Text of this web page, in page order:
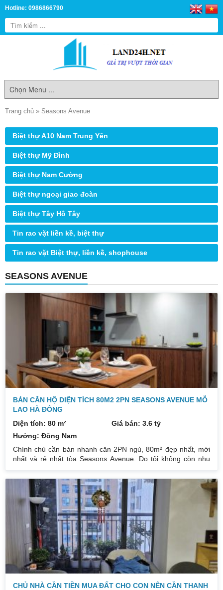
Hotline: 0986866790
Trang chủ » Seasons Avenue
Biệt thự A10 Nam Trung Yên
Biệt thự Mỹ Đình
Biệt thự Nam Cường
Biệt thự ngoại giao đoàn
Biệt thự Tây Hồ Tây
Tin rao vặt liền kề, biệt thự
Tin rao vặt Biệt thự, liền kề, shophouse
SEASONS AVENUE
BÁN CĂN HỘ DIỆN TÍCH 80M2 2PN SEASONS AVENUE MỖ
LAO HÀ ĐÔNG
Diện tích: 80 m²
Giá bán: 3.6 tỷ
Hướng: Đông Nam
Chính chủ cần bán nhanh căn 2PN ngủ, 80m² đẹp nhất, mới
nhất và rẻ nhất tòa Seasons Avenue. Do tôi không còn nhu
như sau: Hướng: ĐN, ban công TB. Thiết kế: 2 ngủ 2 VS, DT:
80m² thông thủy. Nội thất đẹp thiết kế sang trọng trẻ trung.
Tầng trung không ồn bụi, nắng chiếu, không bị muỗi, không bị
chắn view. Phòng khách, bếp, thiết bị vệ sinh tất cả đều mới
CHỦ NHÀ CẦN TIỀN MUA ĐẤT CHO CON NÊN CẦN THANH